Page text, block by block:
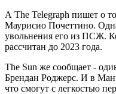
А The Telegraph пишет о
Маурисио Почеттино.
увольнения его из ПСЖ.
рассчитан до 2023 года.
The Sun же сообщает -
Брендан Роджерс. И в
что смогут с легкостью